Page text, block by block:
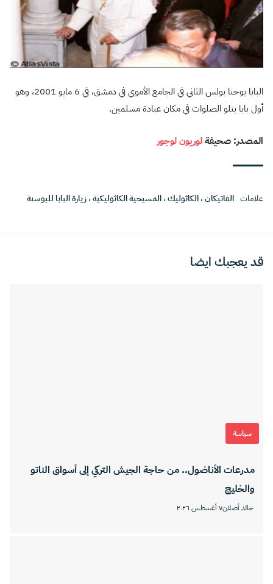
البابا يوحنا بولس الثاني في الجامع الأموي في دمشق، في 6 مايو 2001، وهو
أول بابا يتلو الصلوات في مكان عبادة مسلمين.
المصدر: صحيفةلوريون لوجور
علامات الفاتيكان،الكاثوليك،المسيحية الكاثوليكية،زيارة البابا للبوسنة
قد يعجبك ايضا
سياسة
مدرعات الأناضول.. من حاجة الجيش التركي إلى أسواق الناتو
والخليج
خالد أصلان٧ أغسطس ٢٠٢٦